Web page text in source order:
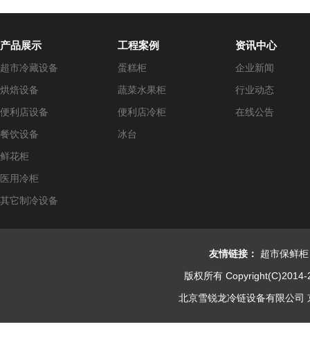
产品展示
超市冷藏设备
烘焙设备
便利店设备
餐饮设备
鲜花柜
医用冷柜
其它制冷设备
工程案例
蛋糕柜
蔬菜水果柜
便利店冷柜
冰台
资讯中心
企业新闻
行业动态
在线公告
友情链接：
超市保鲜柜
版权所有
北京雪锐龙冷链设备有限公司